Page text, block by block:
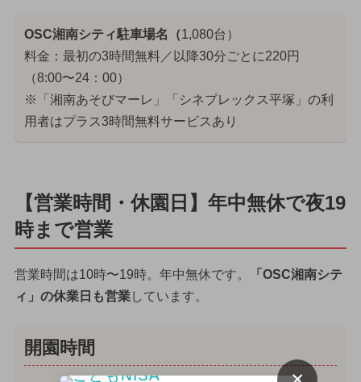
OSC湘南シティ駐車場名（1,080台）
料金：最初の3時間無料／以降30分ごとに220円
（8:00〜24：00）
※「湘南あそびマーレ」「シネプレックス平塚」の利
用者はプラス3時間無料サービスあり
【営業時間・休園日】年中無休で夜19
時まで営業
営業時間は10時〜19時。年中無休です。
「OSC湘南シテ
ィ」の休業日も営業しています。
開園時間